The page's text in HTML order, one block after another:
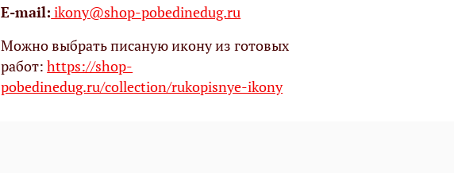
Е-mail: ikony@shop-pobedinedug.ru
Можно выбрать писаную икону из готовых
работ:https://shop-
pobedinedug.ru/collection/rukopisnye-ikony